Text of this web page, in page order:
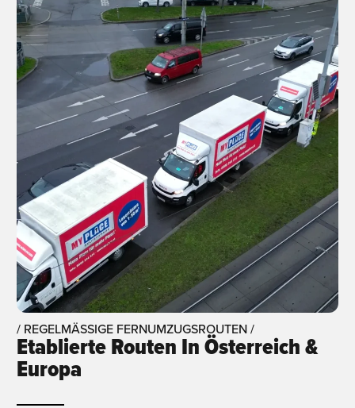
/ REGELMÄSSIGE FERNUMZUGSROUTEN /
Etablierte Routen In Österreich &
Europa